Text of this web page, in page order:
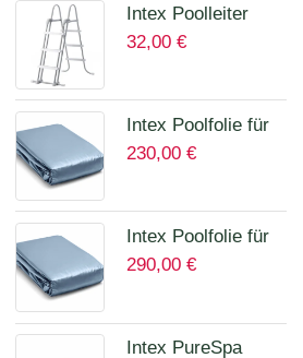
Intex Poolleiter
höhe bis 107 cm
32,00€
Intex Poolfolie für
Prism Quadra 400
12135A
230,00€
Intex Poolfolie für
Prism Frame Ø
Art.12457A
290,00€
Intex PureSpa